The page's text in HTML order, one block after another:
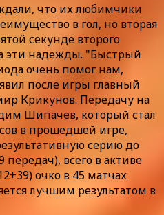
что их любимчики
в гол, но вторая
секунде второго
эти надежды. "Быстрый
очень помог нам,
после игры главный
Крикунов. Передачу на
Шипачев, который стал
в прошедшей игре,
серию до
всего в активе
очко в 45 матчах
лучшим результатом в